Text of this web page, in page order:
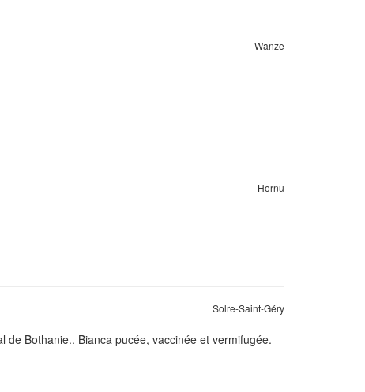
Wanze
Hornu
Solre-Saint-Géry
Bothanie.. Bianca pucée, vaccinée et vermifugée.